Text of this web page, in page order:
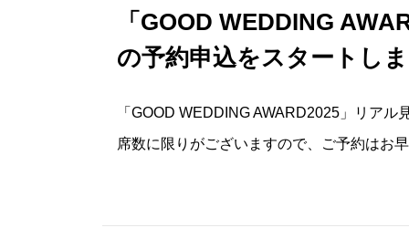
「GOOD WEDDING
の予約申込をスタートし
「GOOD WEDDING AWARD2025」リア
席数に限りがございますので、ご予約はお